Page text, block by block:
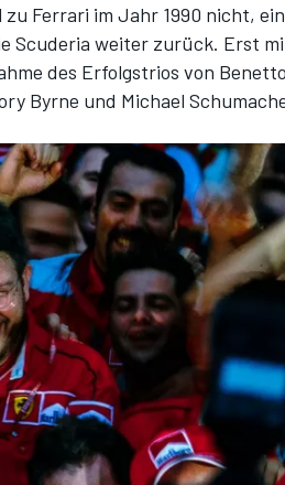
zu Ferrari im Jahr 1990 nicht,
Scuderia weiter zurück. Erst
des Erfolgstrios von
Byrne und Michael